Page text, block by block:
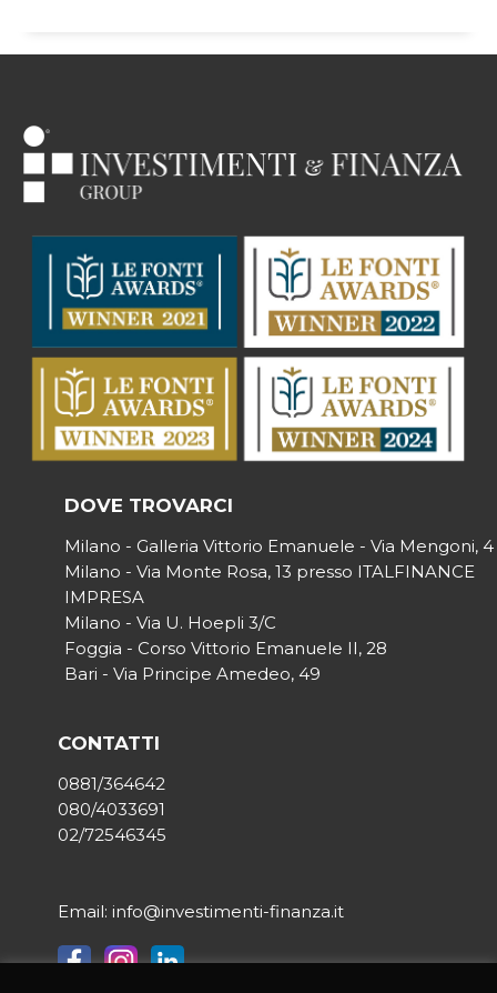
DOVE TROVARCI
Milano - Galleria Vittorio Emanuele - Via Mengoni, 4
Milano - Via Monte Rosa, 13 presso ITALFINANCE
IMPRESA
Milano - Via U. Hoepli 3/C
Foggia - Corso Vittorio Emanuele II, 28
Bari - Via Principe Amedeo, 49
CONTATTI
0881/364642
080/4033691
02/72546345
Email: info@investimenti-finanza.it